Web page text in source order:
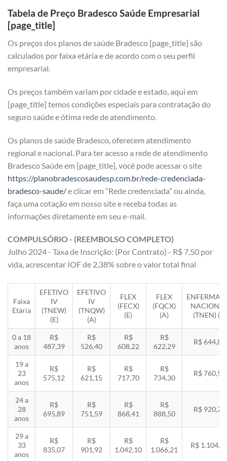
Tabela de Preço Bradesco Saúde Empresarial
[page_title]
Os preços dos planos de saúde Bradesco [page_title] são
calculados por faixa etária e de acordo com o seu perfil
empresarial.
Os preços também variam por cidade e estado, aqui em
[page_title] temos condições especiais para contratação do
seguro saúde e ótima rede de atendimento.
Os planos de saúde Bradesco, oferecem atendimento
regional e nacional. Para ter acesso a rede de atendimento
Bradesco Saúde em [page_title], você pode acessar o site
https://planobradescosaudesp.com.br/rede-credenciada-
bradesco-saude/e clicar em “Rede credenciada” ou ainda,
faça uma cotação em nosso site e receba todas as
informações diretamente em seu e-mail.
COMPULSÓRIO - (REEMBOLSO COMPLETO)
Julho 2024 - Taxa de Inscrição: (Por Contrato) - R$ 7,50 por
vida, acrescentar IOF de 2,38% sobre o valor total final
Faixa
Etária
EFETIVO
IV
(TNEW)
(E)
EFETIVO
IV
(TNQW)
(A)
FLEX
(FECX)
(E)
FLEX
(FQCX)
(A)
(TNEN) (E)
0 a 18
anos
R$
487,39
R$
526,40
R$
608,22
R$
622,29
R$ 644,85
19 a
23
anos
R$
575,12
R$
621,15
R$
717,70
R$
734,30
R$ 760,92
24 a
28
anos
R$
695,89
R$
751,59
R$
868,41
R$
888,50
R$ 920,71
29 a
33
anos
R$
835,07
R$
901,92
R$
1.042,10
R$
1.066,21
R$